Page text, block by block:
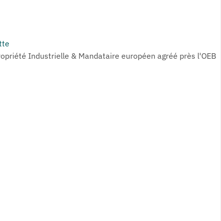
Industrielle & Mandataire européen agréé près l'OEB